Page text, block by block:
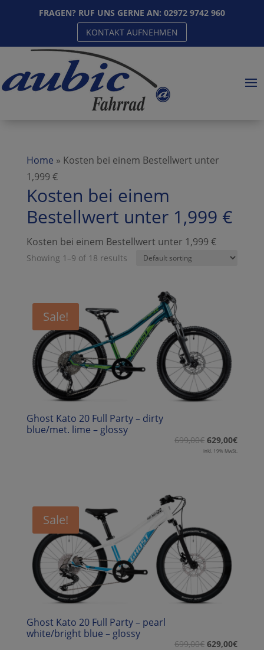
FRAGEN? RUF UNS GERNE AN: 02972 9742 960
KONTAKT AUFNEHMEN
Home » Kosten bei einem Bestellwert unter
1,999 €
Kosten bei einem
Bestellwert unter 1,999 €
Kosten bei einem Bestellwert unter 1,999 €
Showing 1–9 of 18 results
Sale!
Ghost Kato 20 Full Party – dirty
blue/met. lime – glossy
699,00€ 629,00€
inkl. 19% MwSt.
Sale!
Ghost Kato 20 Full Party – pearl
white/bright blue – glossy
699,00€ 629,00€